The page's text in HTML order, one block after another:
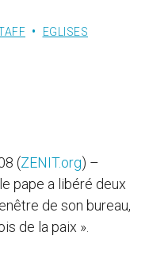
EGLISES
(ZENIT.org) –
pape a libéré deux
de son bureau,
de la paix ».